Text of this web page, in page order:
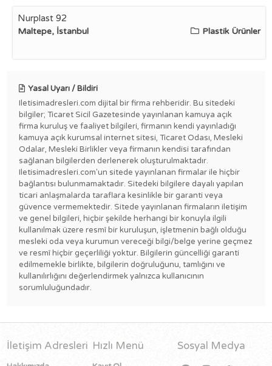
Nurplast 92
Maltepe, İstanbul Plastik Ürünler
Yasal Uyarı / Bildiri
Iletisimadresleri.com dijital bir firma rehberidir. Bu sitedeki
bilgiler; Ticaret Sicil Gazetesinde yayınlanan kamuya açık
firma kuruluş ve faaliyet bilgileri, firmanın kendi yayınladığı
kamuya açık kurumsal internet sitesi, Ticaret Odası, Mesleki
Odalar, Mesleki Birlikler veya firmanın kendisi tarafından
sağlanan bilgilerden derlenerek oluşturulmaktadır.
Iletisimadresleri.com'un sitede yayınlanan firmalar ile hiçbir
bağlantısı bulunmamaktadır. Sitedeki bilgilere dayalı yapılan
ticari anlaşmalarda taraflara kesinlikle bir garanti veya
güvence vermemektedir. Sitede yayınlanan firmaların iletişim
ve genel bilgileri, hiçbir şekilde herhangi bir konuyla ilgili
kullanılmak üzere resmî bir kuruluşun, işletmenin bağlı olduğu
mesleki oda veya kurumun vereceği bilgi/belge yerine geçmez
ve resmî hiçbir geçerliliği yoktur. Bilgilerin güncelliği garanti
edilmemekle birlikte, bilgilerin doğruluğunu, tamlığını ve
kullanılırlığını değerlendirmek yalnızca kullanıcının
sorumluluğundadır.
İletişim Adresleri Hızlı Menü Sosyal Medya